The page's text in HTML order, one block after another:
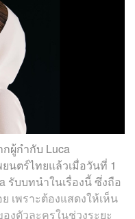
ผู้กำกับ Luca
นตร์ไทยแล้วเมื่อวันที่ 1
บบทนำในเรื่องนี้ ซึ่งถือ
เพราะต้องแสดงให้เห็น
งตัวละครในช่วงระยะ